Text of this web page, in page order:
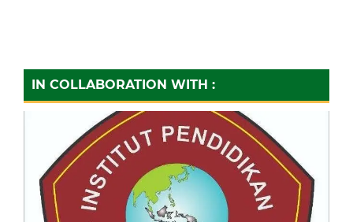
IN COLLABORATION WITH :